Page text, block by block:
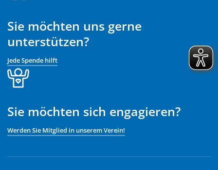
Sie möchten uns gerne
unterstützen?
Jede Spende hilft
Sie möchten sich engagieren?
Werden Sie Mitglied in unserem Verein!